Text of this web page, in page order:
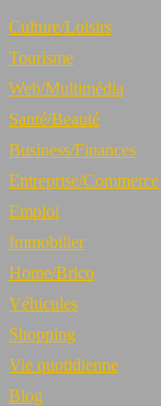
Culture/Loisirs
Tourisme
Web/Multimédia
Santé/Beauté
Business/Finances
Entreprise/Commerce
Emploi
Immobilier
Home/Brico
Véhicules
Shopping
Vie quotidienne
Blog